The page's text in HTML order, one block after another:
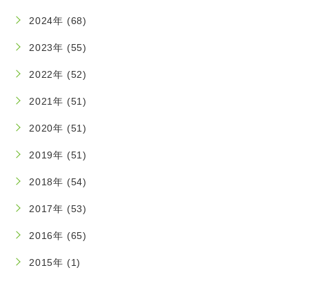
2024年 (68)
2023年 (55)
2022年 (52)
2021年 (51)
2020年 (51)
2019年 (51)
2018年 (54)
2017年 (53)
2016年 (65)
2015年 (1)